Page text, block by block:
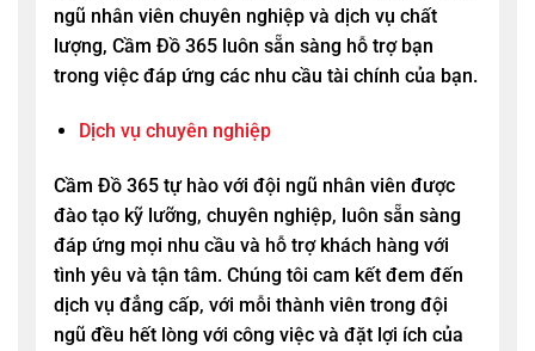
ngũ nhân viên chuyên nghiệp và dịch vụ chất
lượng, Cầm Đồ 365 luôn sẵn sàng hỗ trợ bạn
trong việc đáp ứng các nhu cầu tài chính của bạn.
Dịch vụ chuyên nghiệp
Cầm Đồ 365 tự hào với đội ngũ nhân viên được
đào tạo kỹ lưỡng, chuyên nghiệp, luôn sẵn sàng
đáp ứng mọi nhu cầu và hỗ trợ khách hàng với
tình yêu và tận tâm. Chúng tôi cam kết đem đến
dịch vụ đẳng cấp, với mỗi thành viên trong đội
ngũ đều hết lòng với công việc và đặt lợi ích của